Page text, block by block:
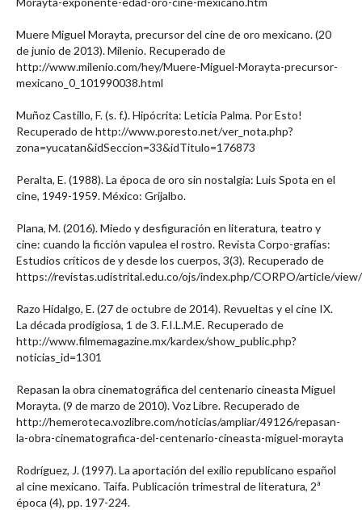
Muere Miguel Morayta, precursor del cine de oro mexicano. (20
de junio de 2013). Milenio. Recuperado de
http://www.milenio.com/hey/Muere-Miguel-Morayta-precursor-
mexicano_0_101990038.html
Muñoz Castillo, F. (s. f.). Hipócrita: Leticia Palma. Por Esto!
Recuperado de http://www.poresto.net/ver_nota.php?
zona=yucatan&idSeccion=33&idTitulo=176873
Peralta, E. (1988). La época de oro sin nostalgia: Luis Spota en el
cine, 1949-1959. México: Grijalbo.
Plana, M. (2016). Miedo y desfiguración en literatura, teatro y
cine: cuando la ficción vapulea el rostro. Revista Corpo-grafías:
Estudios críticos de y desde los cuerpos, 3(3). Recuperado de
https://revistas.udistrital.edu.co/ojs/index.php/CORPO/article/
Razo Hidalgo, E. (27 de octubre de 2014). Revueltas y el cine IX.
La década prodigiosa, 1 de 3. F.I.L.M.E. Recuperado de
http://www.filmemagazine.mx/kardex/show_public.php?
noticias_id=1301
Repasan la obra cinematográfica del centenario cineasta Miguel
Morayta. (9 de marzo de 2010). Voz Libre. Recuperado de
http://hemeroteca.vozlibre.com/noticias/ampliar/49126/repasan-
la-obra-cinematografica-del-centenario-cineasta-miguel-morayta
Rodríguez, J. (1997). La aportación del exilio republicano español
al cine mexicano. Taifa. Publicación trimestral de literatura, 2ª
época (4), pp. 197-224.